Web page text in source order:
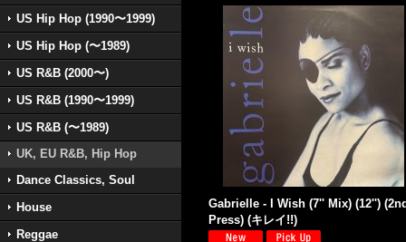
US Hip Hop (1990〜1999)
US Hip Hop (〜1989)
US R&B (2000〜)
US R&B (1990〜1999)
US R&B (〜1989)
UK, EU R&B, Hip Hop
Dance Classics, Soul
House
Reggae
Gabrielle - I Wish (7'' Mix) (12'')
Press) (キレイ!!)